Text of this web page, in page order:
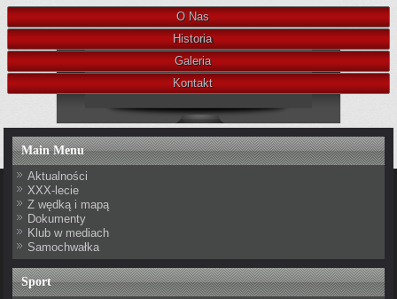
O Nas
Historia
Galeria
Kontakt
Main Menu
Aktualności
XXX-lecie
Z wędką i mapą
Dokumenty
Klub w mediach
Samochwałka
Sport